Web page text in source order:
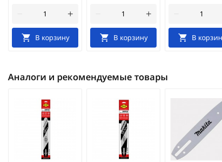
В корзину В корзину В
Аналоги и рекомендуемые товары